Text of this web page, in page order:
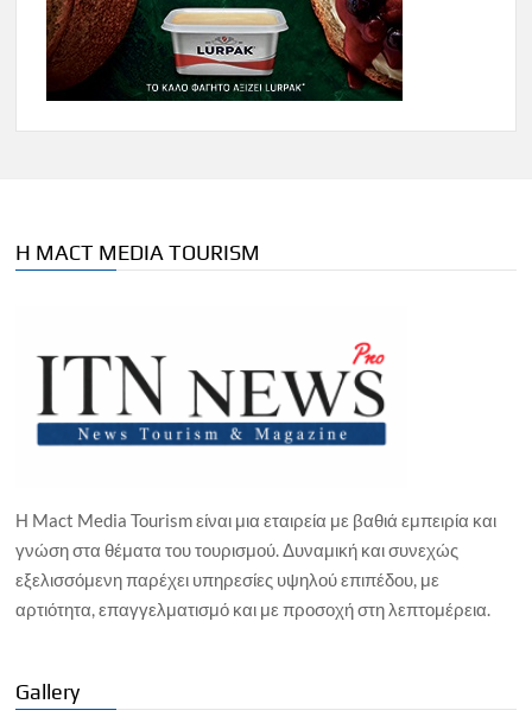
Η MACT MEDIA TOURISM
Η Mact Media Tourism είναι μια εταιρεία με βαθιά εμπειρία και
γνώση στα θέματα του τουρισμού. Δυναμική και συνεχώς
εξελισσόμενη παρέχει υπηρεσίες υψηλού επιπέδου, με
αρτιότητα, επαγγελματισμό και με προσοχή στη λεπτομέρεια.
Gallery